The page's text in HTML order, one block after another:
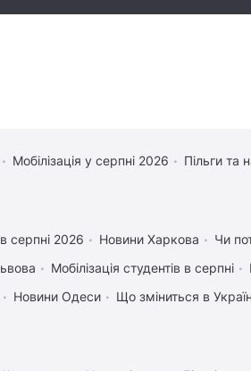
Мобілізація у серпні 2026
Пільги та
в серпні 2026 Новини Харкова
Чи
Мобілізація студентів в серпні
Новини Одеси Що зміниться в